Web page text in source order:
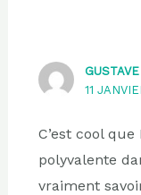
11
C’est cool
polyvalente
vraiment